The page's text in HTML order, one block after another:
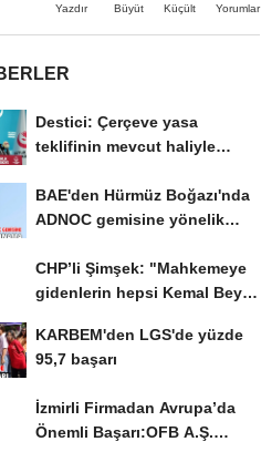
Yazdır Büyüt Küçült Yorumlar
Destici: Çerçeve yasa
teklifinin mevcut haliyle
BAE'den Hürmüz Boğazı'nda
ADNOC gemisine yönelik
CHP’li Şimşek: "Mahkemeye
gidenlerin hepsi Kemal Bey’e
KARBEM'den LGS'de yüzde
95,7 başarı
İzmirli Firmadan Avrupa’da
Önemli Başarı:OFB A.Ş.